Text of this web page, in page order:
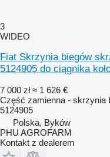
3
WIDEO
Fiat Skrzynia biegów
5124905 do ciągnika
7 000 zł ≈ 1 626 €
Część zamienna - skrzynia
5124905
Polska, Byków
PHU AGROFARM
Kontakt z dealerem